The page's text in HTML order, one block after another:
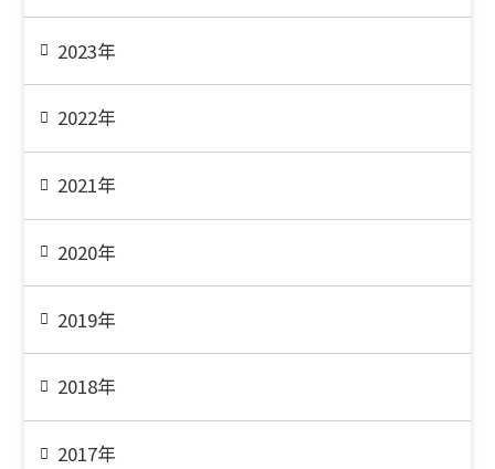
2023年
2022年
2021年
2020年
2019年
2018年
2017年